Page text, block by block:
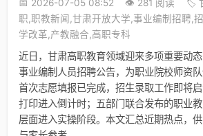
📅 2026-07-05 08:52 👁️ 281 阅读
🏷️
职,职教新闻,甘肃开放大学,事业编制招聘,
学改革,产教融合,高职专科
近日，甘肃高职教育领域迎来多项重要动
事业编制人员招聘公告，为职业院校师资
首次志愿填报已完成，招生录取工作即将
打印进入倒计时；五部门联合发布的职业
层面进入实操阶段。本文汇总近期热点，